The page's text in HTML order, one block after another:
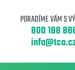
PORADÍME VÁM S
800 188